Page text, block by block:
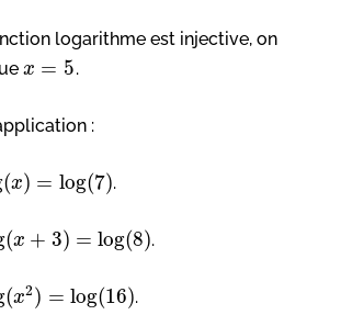
logarithme est injective, on
x = 5.
:
(x) = log(7).
(x + 3) = log(8).
(x2) = log(16).